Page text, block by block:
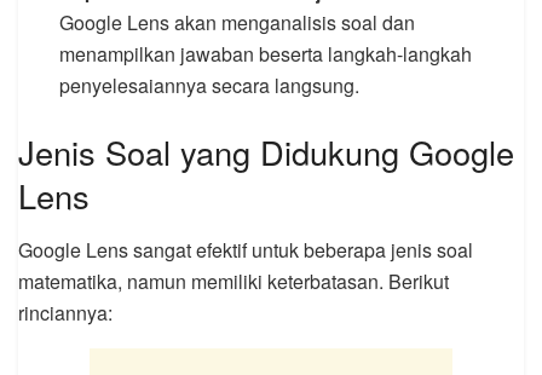
Google Lens akan menganalisis soal dan
menampilkan jawaban beserta langkah-langkah
penyelesaiannya secara langsung.
Jenis Soal yang Didukung Google
Lens
Google Lens sangat efektif untuk beberapa jenis soal
matematika, namun memiliki keterbatasan. Berikut
rinciannya: